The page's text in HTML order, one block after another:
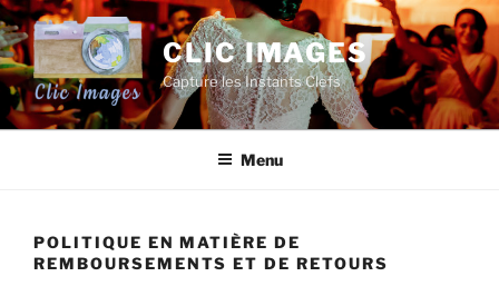
Aller
au
contenu
principal
CLIC IMAGES
Capture les Instants Clefs
Menu
POLITIQUE EN MATIÈRE DE
REMBOURSEMENTS ET DE RETOURS